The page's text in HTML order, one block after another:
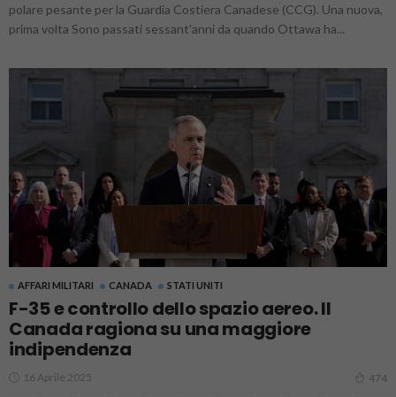
polare pesante per la Guardia Costiera Canadese (CCG). Una nuova,
prima volta Sono passati sessant'anni da quando Ottawa ha...
AFFARI MILITARI CANADA STATI UNITI
F-35 e controllo dello spazio aereo. Il
Canada ragiona su una maggiore
indipendenza
16 Aprile 2025 474